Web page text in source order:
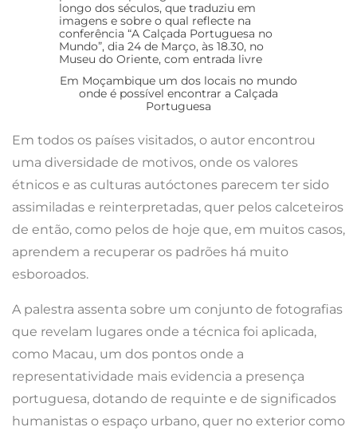
Em Moçambique um dos locais no mundo
onde é possível encontrar a Calçada
Portuguesa
Em todos os países visitados, o autor encontrou
uma diversidade de motivos, onde os valores
étnicos e as culturas autóctones parecem ter sido
assimiladas e reinterpretadas, quer pelos calceteiros
de então, como pelos de hoje que, em muitos casos,
aprendem a recuperar os padrões há muito
esboroados.
A palestra assenta sobre um conjunto de fotografias
que revelam lugares onde a técnica foi aplicada,
como Macau, um dos pontos onde a
representatividade mais evidencia a presença
portuguesa, dotando de requinte e de significados
humanistas o espaço urbano, quer no exterior como